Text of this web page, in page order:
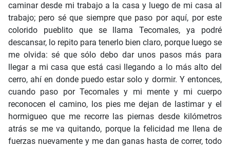
caminar desde mi trabajo a la casa y luego de mi casa al
trabajo; pero sé que siempre que paso por aquí, por este
colorido pueblito que se llama Tecomales, ya podré
descansar, lo repito para tenerlo bien claro, porque luego se
me olvida: sé que sólo debo dar unos pasos más para
llegar a mi casa que está casi llegando a lo más alto del
cerro, ahí en donde puedo estar solo y dormir. Y entonces,
cuando paso por Tecomales y mi mente y mi cuerpo
reconocen el camino, los pies me dejan de lastimar y el
hormigueo que me recorre las piernas desde kilómetros
atrás se me va quitando, porque la felicidad me llena de
fuerzas nuevamente y me dan ganas hasta de correr, todo